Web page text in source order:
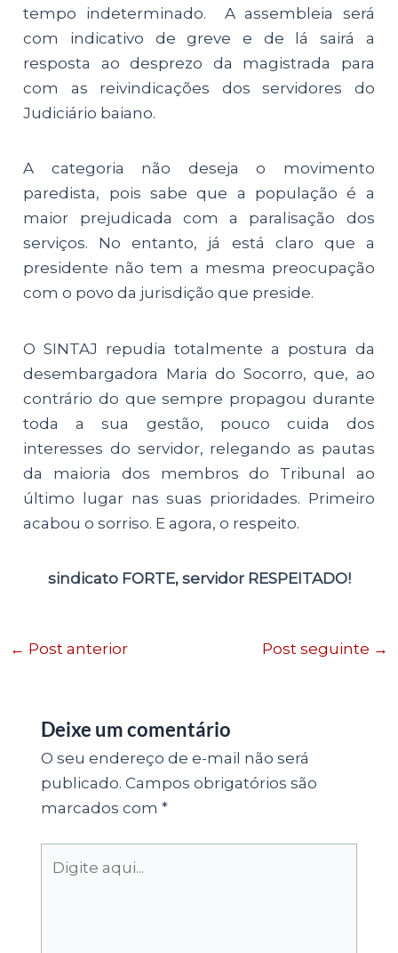
tempo indeterminado. A assembleia será
com indicativo de greve e de lá sairá a
resposta ao desprezo da magistrada para
com as reivindicações dos servidores do
Judiciário baiano.
A categoria não deseja o movimento
paredista, pois sabe que a população é a
maior prejudicada com a paralisação dos
serviços. No entanto, já está claro que a
presidente não tem a mesma preocupação
com o povo da jurisdição que preside.
O SINTAJ repudia totalmente a postura da
desembargadora Maria do Socorro, que, ao
contrário do que sempre propagou durante
toda a sua gestão, pouco cuida dos
interesses do servidor, relegando as pautas
da maioria dos membros do Tribunal ao
último lugar nas suas prioridades. Primeiro
acabou o sorriso. E agora, o respeito.
sindicato FORTE, servidor RESPEITADO!
← Post anterior Post seguinte →
Deixe um comentário
O seu endereço de e-mail não será
publicado. Campos obrigatórios são
marcados com *
aqui...